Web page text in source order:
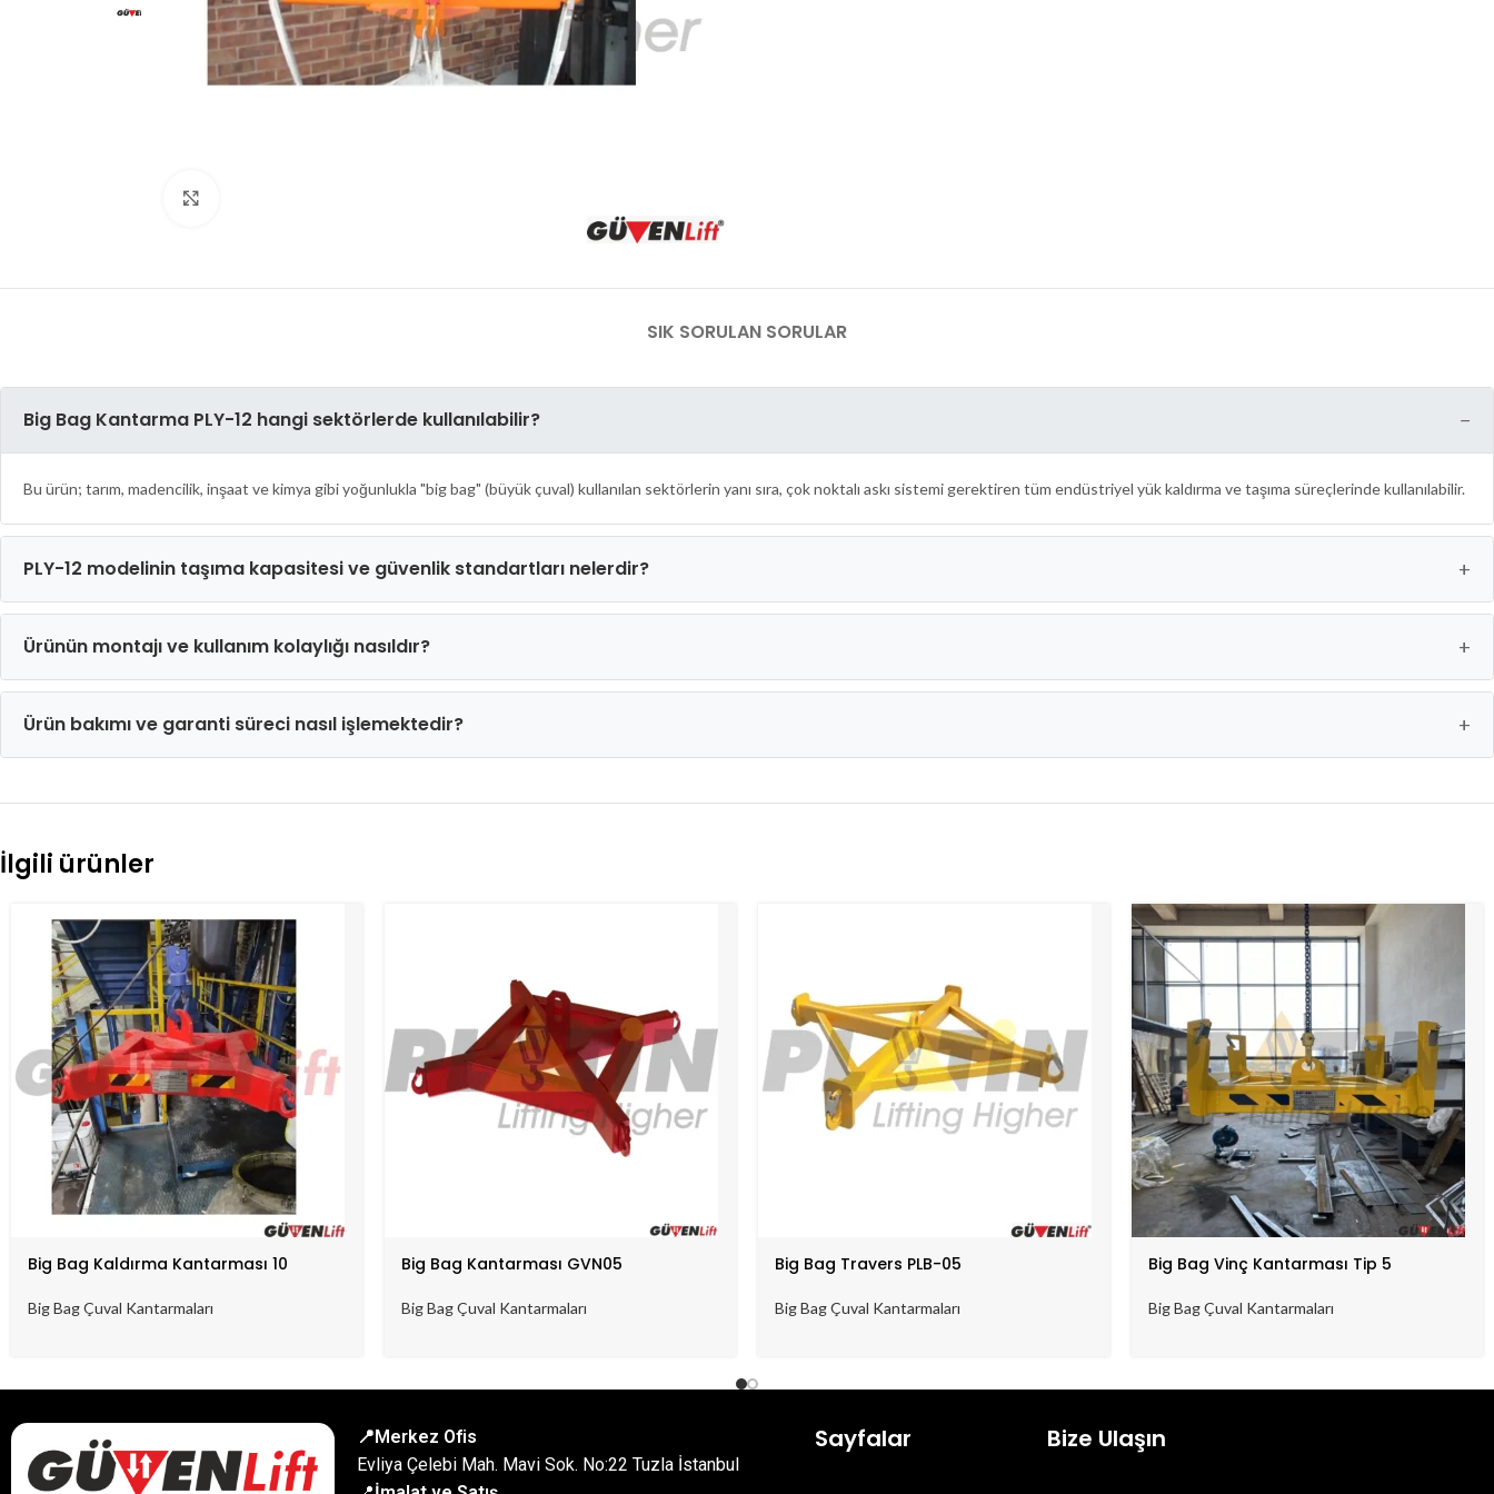
SIK SORULAN SORULAR
Big Bag Kantarma PLY-12 hangi sektörlerde kullanılabilir? −
Bu ürün; tarım, madencilik, inşaat ve kimya gibi yoğunlukla "big bag" (büyük çuval) kullanılan sektörlerin yanı sıra, çok noktalı askı sistemi gerektiren tüm endüstriyel yük kaldırma ve taşıma süreçlerinde kullanılabilir.
PLY-12 modelinin taşıma kapasitesi ve güvenlik standartları nelerdir? +
Ürünün montajı ve kullanım kolaylığı nasıldır? +
Ürün bakımı ve garanti süreci nasıl işlemektedir? +
İlgili ürünler
Big Bag Kaldırma Kantarması 10
Big Bag Çuval Kantarmaları
Big Bag Kantarması GVN05
Big Bag Çuval Kantarmaları
Big Bag Travers PLB-05
Big Bag Çuval Kantarmaları
Big Bag Vinç Kantarması Tip 5
Big Bag Çuval Kantarmaları
📍Merkez Ofis
Evliya Çelebi Mah. Mavi Sok. No:22 Tuzla İstanbul
Sayfalar Bize Ulaşın